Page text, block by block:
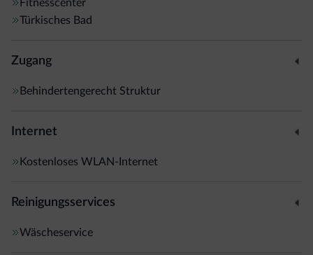
Fitnesscenter
Türkisches Bad
Zugang
Behindertengerecht Struktur
Internet
Kostenloses WLAN-Internet
Reinigungsservices
Wäscheservice